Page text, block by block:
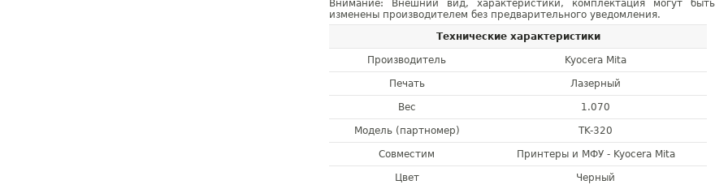
Внимание: Внешний вид, характеристики, комплектация могут быть
изменены производителем без предварительного уведомления.
Технические характеристики
Производитель Kyocera Mita
Печать Лазерный
Вес 1.070
Модель (партномер) TK-320
Совместим Принтеры и МФУ - Kyocera Mita
Цвет Черный